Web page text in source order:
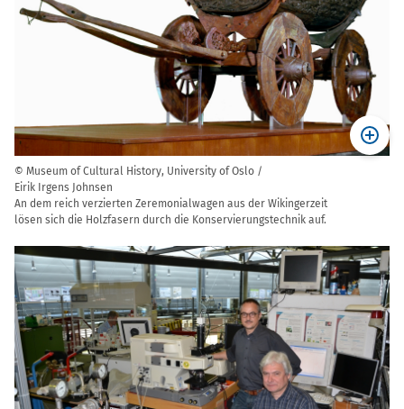
© Museum of Cultural History, University of Oslo /
Eirik Irgens Johnsen
An dem reich verzierten Zeremonialwagen aus der Wikingerzeit
lösen sich die Holzfasern durch die Konservierungstechnik auf.